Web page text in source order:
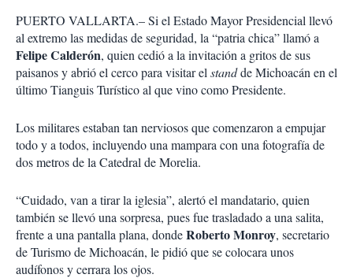
m
p
a
t
i
PUERTO VALLARTA.– Si el Estado Mayor Presidencial llevó
al extremo las medidas de seguridad, la “patria chica” llamó a
Felipe Calderón, quien cedió a la invitación a gritos de sus
paisanos y abrió el cerco para visitar el standde Michoacán en el
último Tianguis Turístico al que vino como Presidente.
Los militares estaban tan nerviosos que comenzaron a empujar
todo y a todos, incluyendo una mampara con una fotografía de
dos metros de la Catedral de Morelia.
“Cuidado, van a tirar la iglesia”, alertó el mandatario, quien
también se llevó una sorpresa, pues fue trasladado a una salita,
frente a una pantalla plana, dondeRoberto Monroy, secretario
de Turismo de Michoacán, le pidió que se colocara unos
audífonos y cerrara los ojos.